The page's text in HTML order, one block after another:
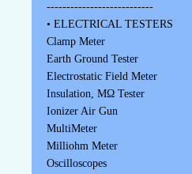
---------------------------
• ELECTRICAL TESTERS
Clamp Meter
Earth Ground Tester
Electrostatic Field Meter
Insulation, MΩ Tester
Ionizer Air Gun
MultiMeter
Milliohm Meter
Oscilloscopes